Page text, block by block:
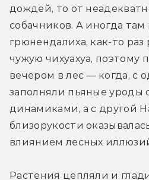
дождей, то от
собачников. А иногда там
грюнендалиха, как-то раз
чужую чихуахуа, поэтому
вечером в лес — когда, с
заполняли пьяные уроды
динамиками, а с другой
близорукости
влиянием лесных
Растения цепляли и